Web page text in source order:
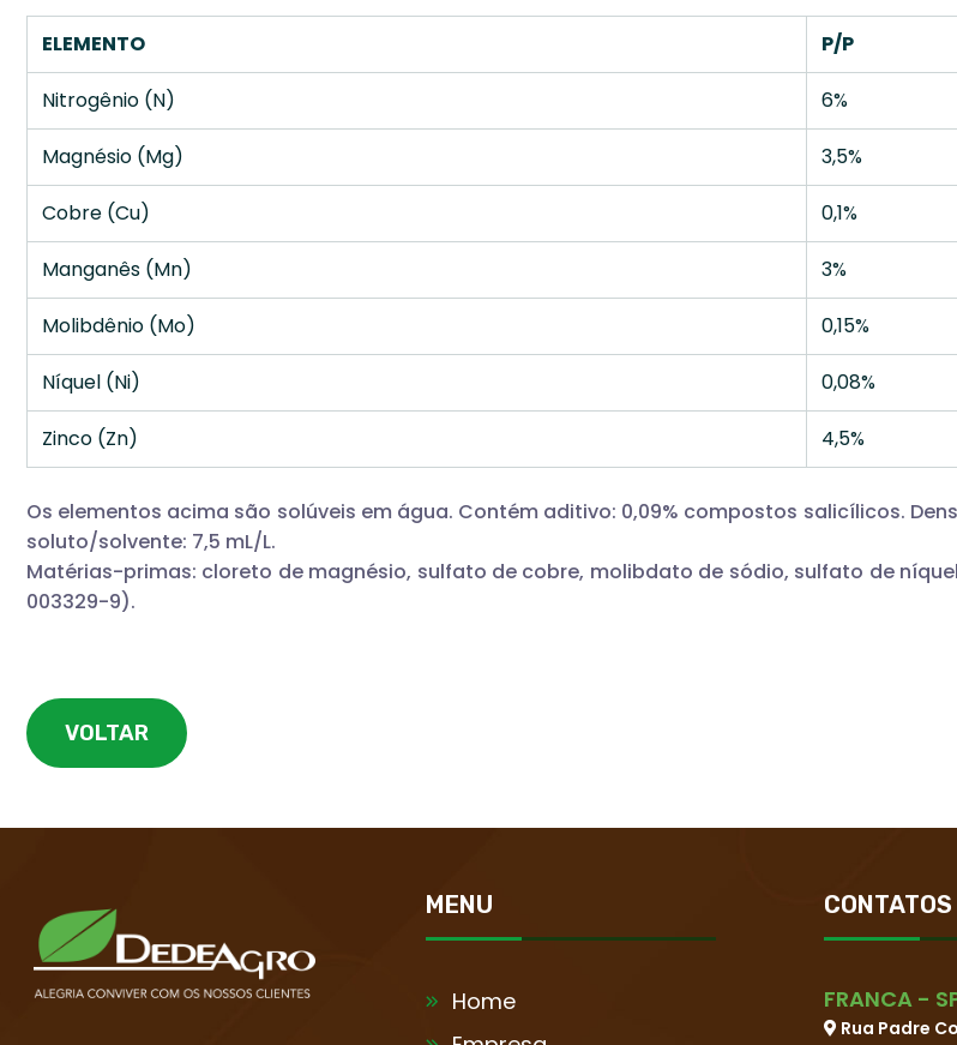
ELEMENTO P/P
Nitrogênio (N) 6%
Magnésio (Mg) 3,5%
Cobre (Cu) 0,1%
Manganês (Mn) 3%
Molibdênio (Mo) 0,15%
Níquel (Ni) 0,08%
Zinco (Zn) 4,5%
Os elementos acima são solúveis em água. Contém aditivo: 0,09% compostos salicílicos.
soluto/solvente: 7,5 mL/L.
Matérias-primas: cloreto de magnésio, sulfato de cobre, molibdato de sódio, sulfato de
003329-9).
VOLTAR
MENU
Home
CONTATOS
FRANCA -
Rua Padre